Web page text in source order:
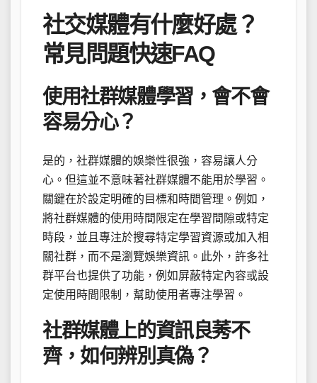
社交媒體有什麼好處？
常見問題快速FAQ
使用社群媒體學習，會不會
容易分心？
是的，社群媒體的娛樂性很強，容易讓人分
心。但這並不意味著社群媒體不能用於學習。
關鍵在於設定明確的目標和時間管理。例如，
將社群媒體的使用時間限定在學習間隙或特定
時段，並且專注於搜尋特定學習資源或加入相
關社群，而不是瀏覽娛樂資訊。此外，許多社
群平台也提供了功能，例如屏蔽特定內容或設
定使用時間限制，幫助使用者專注學習。
社群媒體上的資訊良莠不
齊，如何辨別真偽？